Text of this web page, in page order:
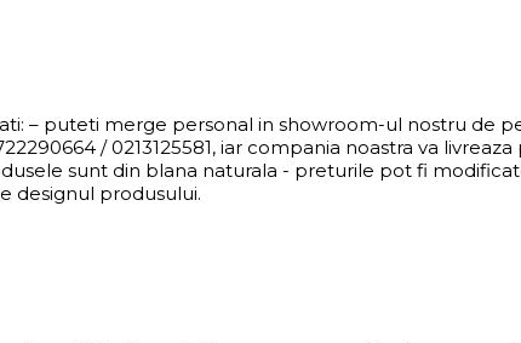
– puteti merge personal in showroom-ul nostru de
/ 0213125581, iar compania noastra va livreaza
sunt din blana naturala - preturile pot fi
designul produsului.